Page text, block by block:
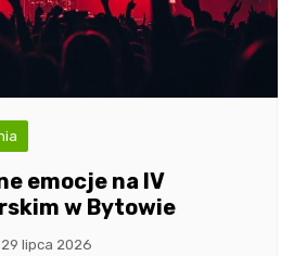
emocje na IV
w Bytowie
29 lipca 2026